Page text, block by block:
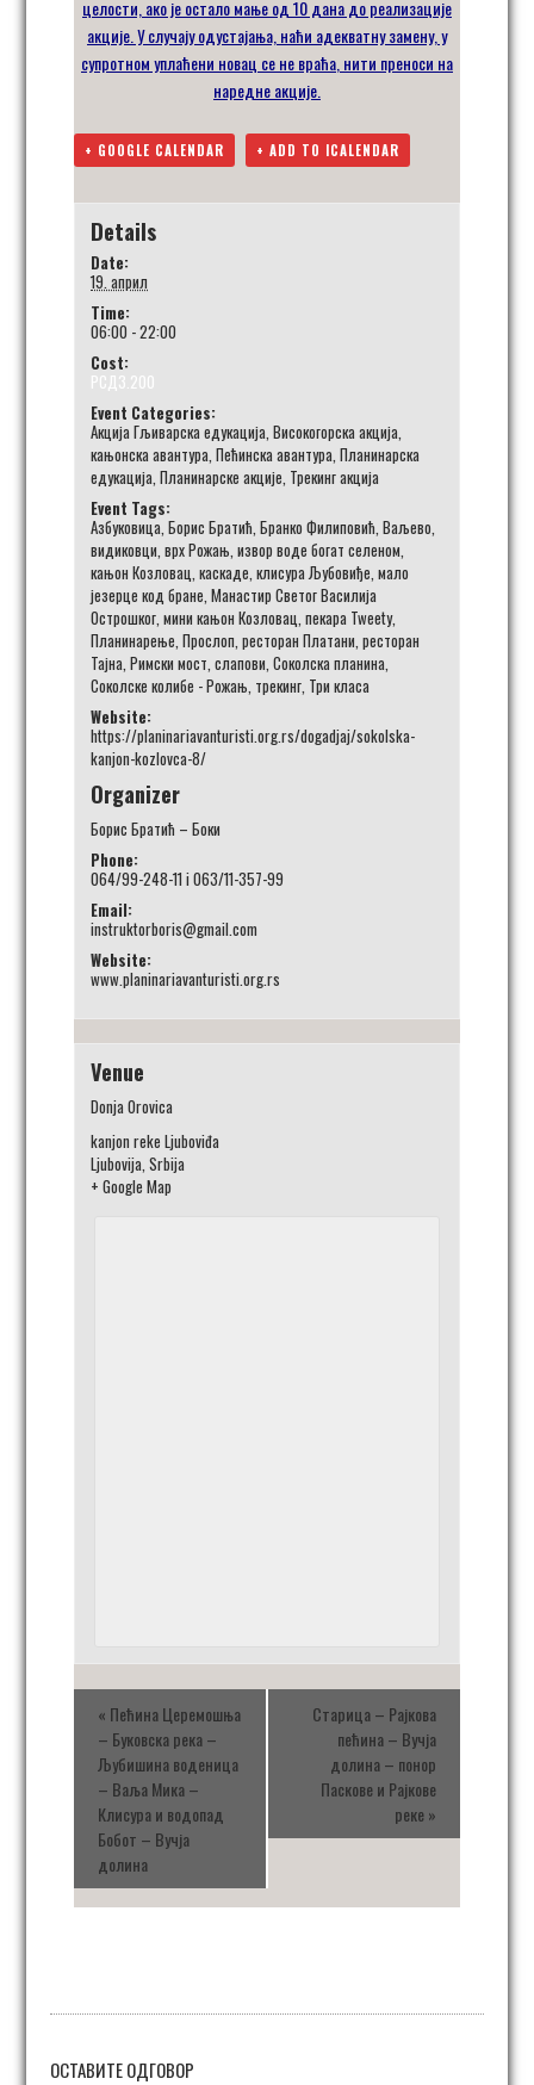
целости, ако је остало мање од 10 дана до реализације
акције . У случају одустајања, наћи адекватнузамену, у
супротномуплаћени новац се не враћа , нити преноси на
наредне акције
+ GOOGLE CALENDAR + ADD TO ICALENDAR
Details
Date:
19. април
Time:
06:00 - 22:00
Cost:
РСД3.200
Event Categories:
Акција Гљиварска едукација,Високогорска акција,
кањонска авантура,Пећинска авантура,Планинарска
едукација,Планинарске акције, Трекинг акција
Event Tags:
Азбуковица,Борис Братић,Бранко Филиповић,Ваљево,
видиковци,врх Рожањ,извор воде богат селеном,
кањон Козловац,каскаде,клисура Љубовиђе,мало
језерце код бране,Манастир Светог Василија
Острошког,мини кањон Козловац,пекара Tweety,
Планинарење,Прослоп,ресторан Платани,ресторан
Тајна,Римски мост,слапови,Соколска планина,
Соколске колибе - Рожањ, трекинг, Три класа
Website:
https://planinariavanturisti.org.rs/dogadjaj/sokolska-
kanjon-kozlovca-8/
Organizer
Борис Братић – Боки
Phone:
064/99-248-11 i 063/11-357-99
Email:
instruktorboris@gmail.com
Website:
www.planinariavanturisti.org.rs
Venue
Donja Orovica
kanjon reke Ljuboviđa
Ljubovija Srbija
+ Google Map
« Пећина Церемошња
– Буковска река –
Љубишина воденица
– Ваља Мика –
Клисура и водопад
Бобот – Вучја
долина
Старица – Рајкова
пећина – Вучја
долина – понор
Паскове и Рајкове
реке»
ОСТАВИТЕ ОДГОВОР